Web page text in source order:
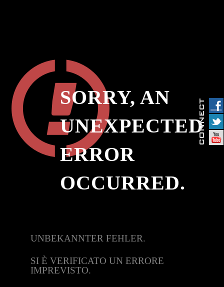
SORRY, AN
UNEXPECTED
ERROR
OCCURRED.
UNBEKANNTER FEHLER.
SI È VERIFICATO UN ERRORE
IMPREVISTO.